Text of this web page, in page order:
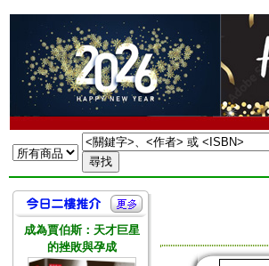
成為賈伯斯：天才巨星
的挫敗與孕成